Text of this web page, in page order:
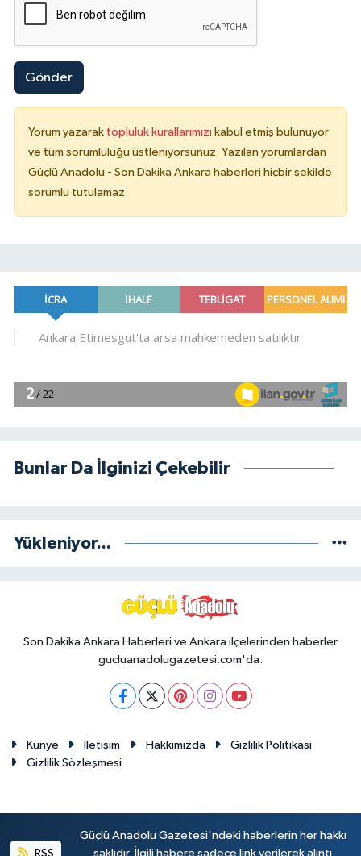
Gönder
Yorum yazarak topluluk kurallarımızı kabul etmiş bulunuyor
ve tüm sorumluluğu üstleniyorsunuz. Yazılan yorumlardan
Güçlü Anadolu - Son Dakika Ankara haberleri hiçbir şekilde
sorumlu tutulamaz.
Bunlar Da İlginizi Çekebilir
Yükleniyor...
Son Dakika Ankara Haberleri ve Ankara ilçelerinden haberler
gucluanadolugazetesi.com'da.
Künye İletişim Hakkımızda
Gizlilik Politikası
Gizlilik Sözleşmesi
RSS
Güçlü Anadolu Gazetesi'ndeki haberlerin her hakkı
saklıdır. İlgili habere sadece link verilerek alıntı